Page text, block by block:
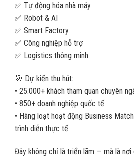
✅ Tự động hóa nhà máy
✅ Robot & AI
✅ Smart Factory
✅ Công nghiệp hỗ trợ
✅ Logistics thông minh
🎯 Dự kiến thu hút:
• 25.000+ khách tham quan chuyên
• 850+ doanh nghiệp quốc tế
• Hàng loạt hoạt động Business
trình diễn thực tế
Đây không chỉ là triển lãm — mà là nơi